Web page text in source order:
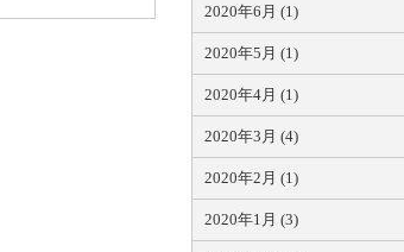
2020年6月 (1)
2020年5月 (1)
2020年4月 (1)
2020年3月 (4)
2020年2月 (1)
2020年1月 (3)